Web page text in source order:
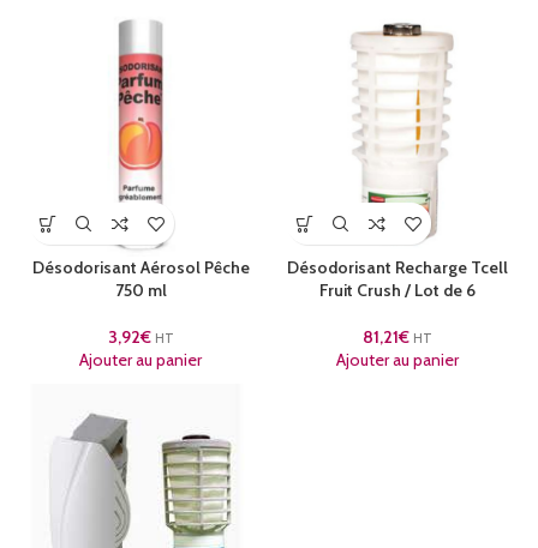
Désodorisant Aérosol Pêche
750 ml
3,92€ HT
Ajouter au panier
Désodorisant Recharge Tcell
Fruit Crush / Lot de 6
81,21€ HT
Ajouter au panier